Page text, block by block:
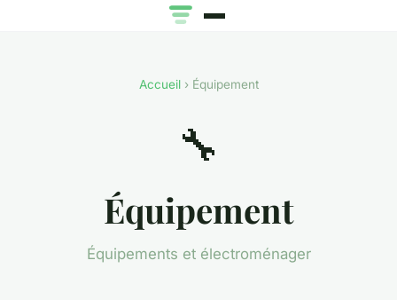
Accueil› Équipement
🔧
Équipement
Équipements et électroménager